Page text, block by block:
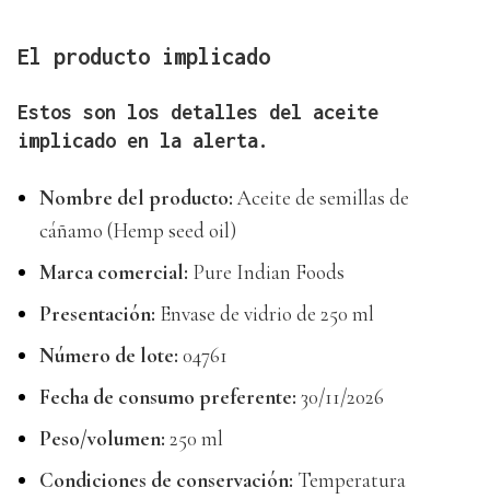
El producto implicado
Estos son los detalles del aceite
implicado en la alerta.
Nombre del producto:Aceite de semillas de
cáñamo (Hemp seed oil)
Marca comercial: Pure Indian Foods
Presentación: Envase de vidrio de 250 ml
Número de lote: 04761
Fecha de consumo preferente: 30/11/2026
Peso/volumen: 250 ml
Condiciones de conservación: Temperatura